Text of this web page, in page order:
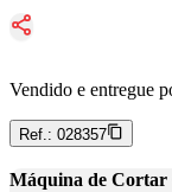
Vendido e entregue
Ref.: 028357
Máquina de Cortar